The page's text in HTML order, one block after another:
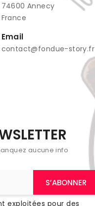
74600 Annecy
France
Email
contact@fondue-story.fr
aucune info
exploitées pour des